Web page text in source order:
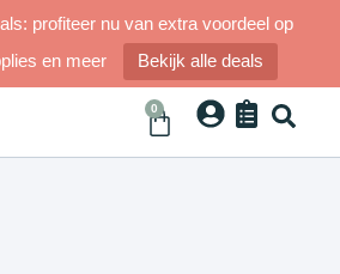
profiteer nu van extra voordeel op
en meer
Bekijk alle deals
0